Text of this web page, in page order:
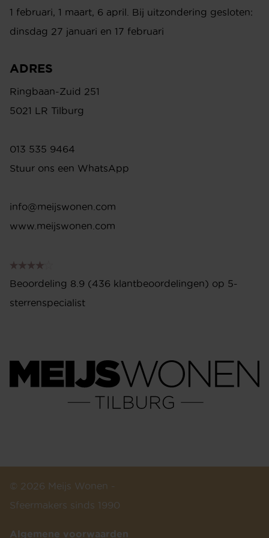
1 februari, 1 maart, 6 april. Bij uitzondering gesloten:
dinsdag 27 januari en 17 februari
ADRES
Ringbaan-Zuid 251
5021 LR Tilburg
013 535 9464
Stuur ons een WhatsApp
info@meijswonen.com
www.meijswonen.com
Beoordeling 8.9 (436 klantbeoordelingen) op 5-
sterrenspecialist
© 2026 Meijs Wonen -
Sfeermakers sinds 1990
Algemene voorwaarden